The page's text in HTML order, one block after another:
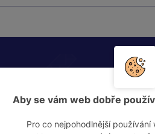
Zašlete nám
Aby se vám web dobře
Pro co nejpohodlnější